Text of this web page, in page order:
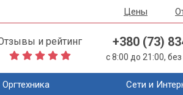
Цены
и рейтинг +380 (73)
с 8:00 до 21:00,
Оргтехника Сети и